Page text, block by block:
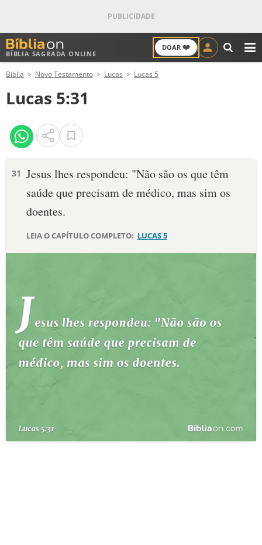
BÍBLIA SAGRADA ONLINE
DOAR ❤️
ANTIGO TESTAMENTO
NOVO TESTAMENTO
VERSÍCULOS
PALAVRA DO DIA
DEVOCIONAL DIÁRIO
ESTUDOS BÍBLICOS
ESBOÇOS DE PREGAÇÃO
TERMO BÍBLICO
Bíblia Novo Testamento Lucas Lucas 5
Lucas 5:31
31 Jesus lhes respondeu: "Não são os que têm
saúde que precisam de médico, mas sim os
doentes.
LEIA O CAPÍTULO COMPLETO: LUCAS 5